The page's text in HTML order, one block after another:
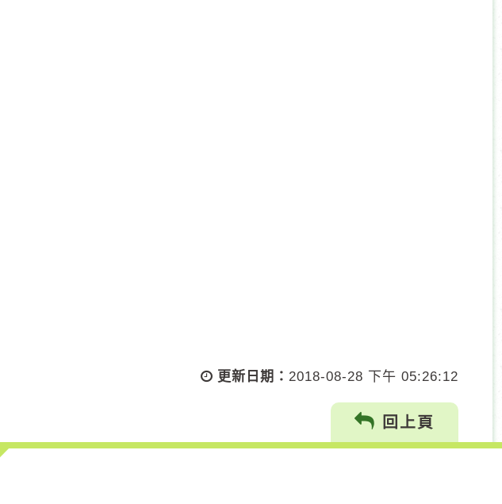
更新日期： 2018-08-28 下午 05:26:12
回上頁